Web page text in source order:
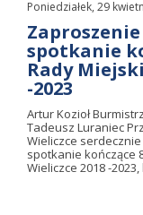
Poniedziałek, 29
spotkanie
Rady
-2023
Artur Kozioł
Tadeusz Luraniec
Wieliczce
spotkanie kończące
Wieliczce 2018 -